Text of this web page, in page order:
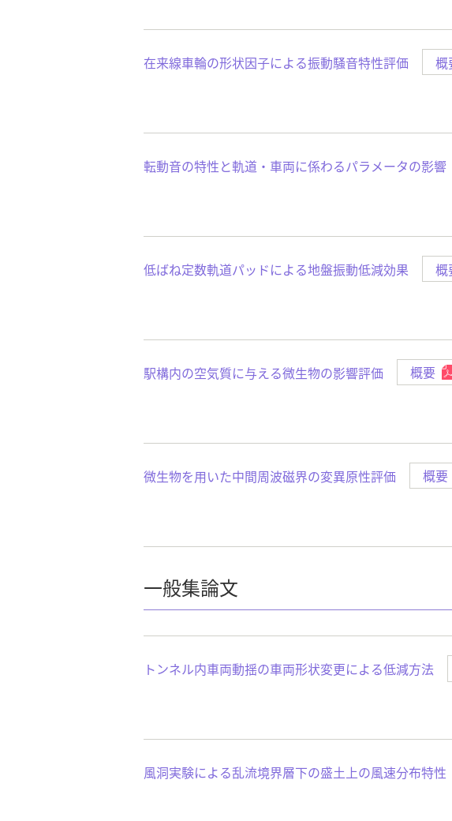
在来線車輪の形状因子による振動騒音特性評価 概
転動音の特性と軌道・車両に係わるパラメータの影響
低ばね定数軌道パッドによる地盤振動低減効果 概
駅構内の空気質に与える微生物の影響評価 概要
微生物を用いた中間周波磁界の変異原性評価 概要
一般集論文
トンネル内車両動揺の車両形状変更による低減方法
風洞実験による乱流境界層下の盛土上の風速分布特性